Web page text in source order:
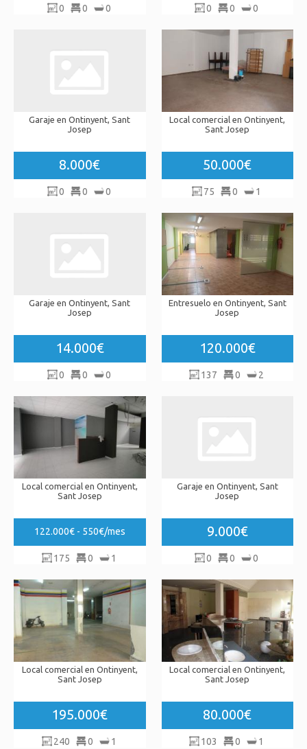
0 0 0 0 0 0
Garaje en Ontinyent, Sant
Josep
8.000€
0 0 0
Local comercial en Ontinyent,
Sant Josep
50.000€
75 0 1
Garaje en Ontinyent, Sant
Josep
14.000€
0 0 0
Entresuelo en Ontinyent, Sant
Josep
120.000€
137 0 2
Local comercial en Ontinyent,
Sant Josep
122.000€ - 550€/mes
175 0 1
Garaje en Ontinyent, Sant
Josep
9.000€
0 0 0
Local comercial en Ontinyent,
Sant Josep
195.000€
240 0 1
Local comercial en Ontinyent,
Sant Josep
80.000€
103 0 1